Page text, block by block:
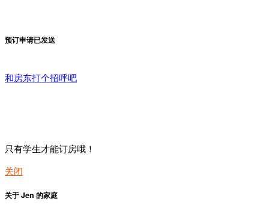
预订申请已发送
和房东打个招呼吧
只有学生才能订房哦！
关闭
关于 Jen 的家庭